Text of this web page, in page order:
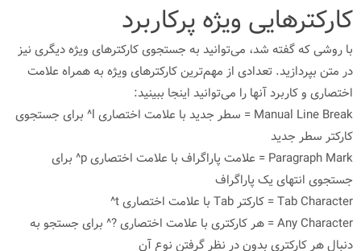
کارکترهایی ویژه پرکاربرد
با روشی که گفته شد، می‌توانید به جستجوی کارکترهای ویژه دیگری نیز
در متن بپردازید. تعدادی از مهم‌ترین کارکترهای ویژه به همراه علامت
اختصاری و کاربرد آنها را می‌توانید اینجا ببینید:
Manual Line Break = سطر جدید با علامت اختصاری l^ برای جستجوی
کارکتر سطر جدید
Paragraph Mark = علامت پاراگراف با علامت اختصاری p^ برای
جستجوی انتهای یک پاراگراف
Tab Character = کارکتر Tab با علامت اختصاری t^
Any Character = هر کارکتری با علامت اختصاری ?^ برای جستجو به
دنبال هر کارکتری بدون در نظر گرفتن نوع آن